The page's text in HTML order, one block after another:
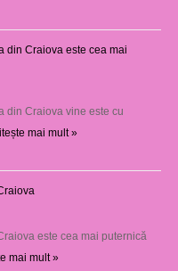
din Craiova este cea mai
din Craiova vine este cu
mai mult »
este cea mai puternică
mai mult »